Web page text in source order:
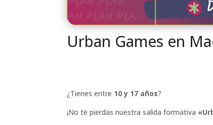
Urban Games en
¿Tienes entre 10 y 17 años?
¡No te pierdas nuestra salida formativa